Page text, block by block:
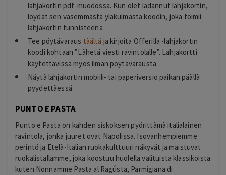
lahjakortin pdf-muodossa. Kun olet ladannut lahjakortin,
löydät sen vasemmasta yläkulmasta koodin, joka toimii
lahjakortin tunnisteena
Tee pöytävaraus täältä ja kirjoita Offerilla -lahjakortin
koodi kohtaan ”Lähetä viesti ravintolalle”. Lahjakortti
käytettävissä myös ilman pöytävarausta
Näytä lahjakortin mobiili- tai paperiversio paikan päällä
pyydettäessä
PUNTO E PASTA
Punto e Pasta on kahden siskoksen pyörittämä italialainen
ravintola, jonka juuret ovat Napolissa. Isovanhempiemme
perintö ja Etelä-Italian ruokakulttuuri näkyvät ja maistuvat
ruokalistallamme, joka koostuu huolella valituista klassikoista
kuten Nonnamme Pasta al Ragústa, Parmigiana di